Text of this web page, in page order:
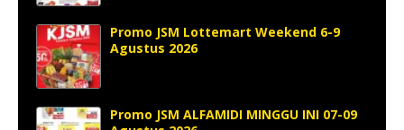
Promo JSM Lottemart Weekend 6-9
Agustus 2026
Promo JSM ALFAMIDI MINGGU INI 07-09